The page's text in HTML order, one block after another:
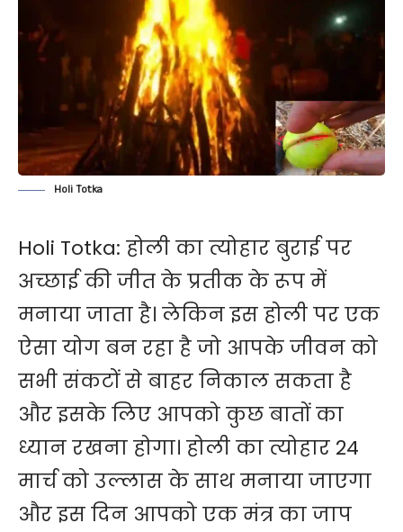
Holi Totka
Holi Totka: होली का त्योहार बुराई पर
अच्छाई की जीत के प्र​तीक के रूप में
मनाया जाता है। लेकिन इस होली पर एक
ऐसा योग बन रहा है जो आपके जीवन को
सभी संकटों से बाहर निकाल सकता है
और इसके लिए आपको कुछ बातों का
ध्यान रखना होगा। होली का त्योहार 24
मार्च को उल्लास के साथ मनाया जाएगा
और इस दिन आपको एक मंत्र का जाप